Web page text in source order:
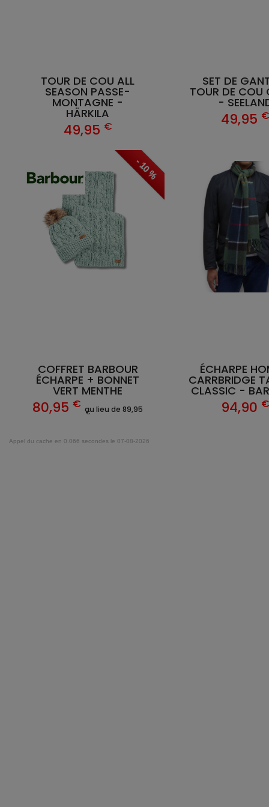
TOUR DE COU ALL
SEASON PASSE-
MONTAGNE -
HÄRKILA
49,95 €
- 10 %
COFFRET BARBOUR
ÉCHARPE + BONNET
VERT MENTHE
80,95 € au lieu de 89,95
€
SET DE
TOUR DE COU
-
49,95 €
ÉCHARPE
CARRBRIDGE
CLASSIC -
94,90 €
Appel du cache en 0.066 secondes le 07-08-2026